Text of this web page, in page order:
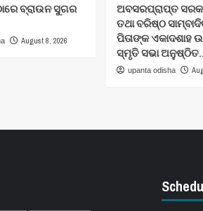
ବ୍ରାଉନ ସୁଗର
August 8, 2026
ଅବସରପ୍ରାପ୍ତ
ତଥା ବରିଷ୍ଠ
ପିତାଙ୍କ ଏକାଦଶାହ
ସ୍ମୃତି ସଭା
upanta odisha